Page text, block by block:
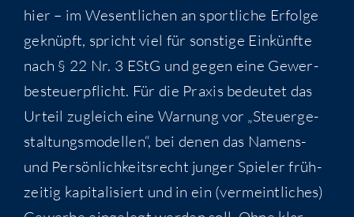
hier – im Wesent­li­chen an sport­li­che Erfol­ge
geknüpft, spricht viel für sons­ti­ge Ein­künf­te
nach § 22 Nr. 3 EStG und gegen eine Gewer­
be­steu­er­pflicht. Für die Pra­xis bedeu­tet das
Urteil zugleich eine War­nung vor „Steu­er­ge­
stal­tungs­mo­del­len“, bei denen das Namens-
und Per­sön­lich­keits­recht jun­ger Spie­ler früh­
zei­tig kapi­ta­li­siert und in ein (ver­meint­li­ches)